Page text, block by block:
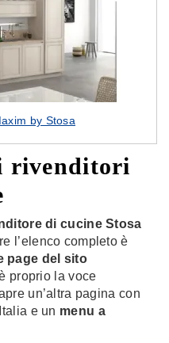
by Stosa
rivenditori
di cucine Stosa
l’elenco completo è
page del sito
proprio la voce
un’altra pagina con
e un menu a